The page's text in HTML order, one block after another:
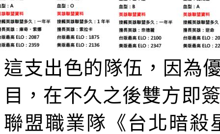
這支出色的隊伍，因為
目，在不久之後雙方即
聯盟職業隊《台北暗殺